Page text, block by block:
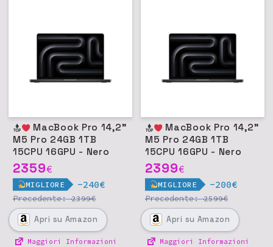
M5 Pro 24GB 1TB
15CPU 16GPU - Nero
siderale
2359€
MIGLIORE -240€
Precedente:2399€
Apri su Amazon
Maggiori Informazioni
M5 Pro 24GB 1TB
15CPU 16GPU - Nero
siderale
2399€
MIGLIORE -200€
Precedente:2599€
Apri su Amazon
Maggiori Informazioni